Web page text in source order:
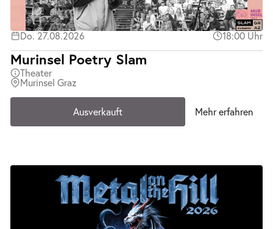
Do. 27.08.2026 18:00 Uhr
Murinsel Poetry Slam
Theater
Murinsel Graz
Ausverkauft Mehr erfahren